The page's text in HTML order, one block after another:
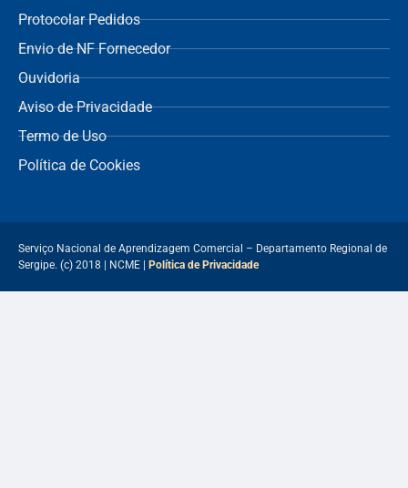
Protocolar Pedidos
Envio de NF Fornecedor
Ouvidoria
Aviso de Privacidade
Termo de Uso
Política de Cookies
Serviço Nacional de Aprendizagem Comercial – Departamento Regional de
Sergipe. (c) 2018 | NCME | Política de Privacidade